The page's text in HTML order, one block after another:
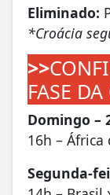
Eliminado:
*Croácia
>>
FASE
Domingo –
16h – África
Segunda-